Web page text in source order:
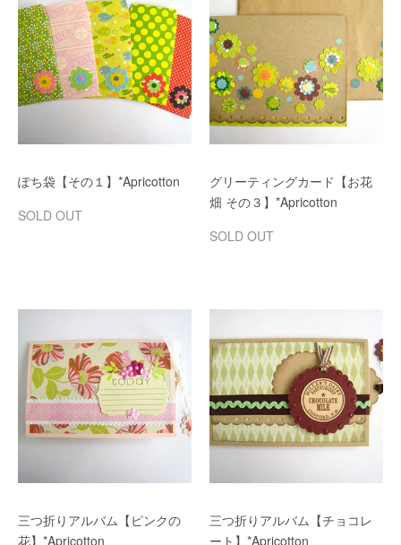
ぽち袋【その１】*Apricotton
SOLD OUT
グリーティングカード【お花
畑 その３】*Apricotton
SOLD OUT
三つ折りアルバム【ピンクの
花】*Apricotton
三つ折りアルバム【チョコレ
ート】*Apricotton